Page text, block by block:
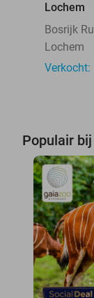
Lochem
Bosrijk
Lochem
Verkocht:
Populair